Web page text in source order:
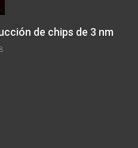
de chips de 3 nm